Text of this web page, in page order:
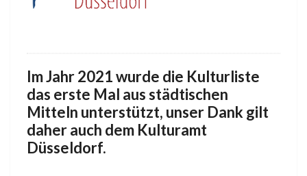
Im Jahr 2021 wurde die Kulturliste
das erste Mal aus städtischen
Mitteln unterstützt, unser Dank gilt
daher auch dem Kulturamt
Düsseldorf.